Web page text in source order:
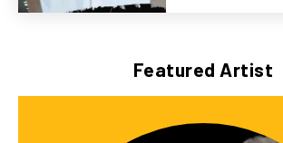
Featured Artist